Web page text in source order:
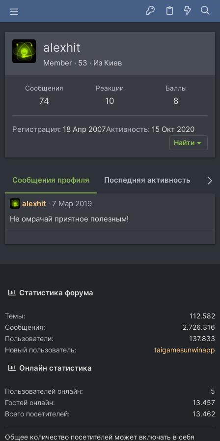
alexhit
Member · 53 · Из Киев
Сообщения
74
Реакции
10
Баллы
8
Регистрация 18 Апр 2007Активность 15 Окт 2020
Найти
Сообщения профиля Последняя активность
alexhit
7 Мар 2019
Не омрачай приятное полезным!
Статистика форума
Темы
112.582
Сообщения
2.726.316
Пользователи
137.833
Новый пользователь
taigamesunwinapp
Онлайн статистика
Пользователей онлайн
5
Гостей онлайн
13.457
Всего посетителей
13.462
Общее количество посетителей может включать в себя